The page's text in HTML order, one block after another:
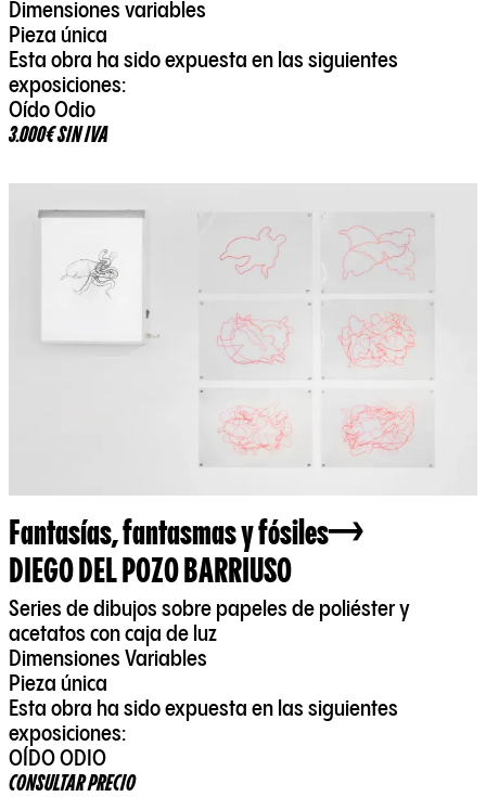
Dimensiones variables
Pieza única
Esta obra ha sido expuesta en las siguientes
exposiciones:
Oído Odio
3.000€ SIN IVA
Fantasías, fantasmas y fósiles
DIEGO DEL POZO BARRIUSO
Series de dibujos sobre papeles de poliéster y
acetatos con caja de luz
Dimensiones Variables
Pieza única
Esta obra ha sido expuesta en las siguientes
exposiciones:
OÍDO ODIO
CONSULTAR PRECIO